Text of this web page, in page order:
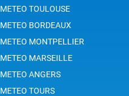
METEO TOULOUSE
METEO BORDEAUX
METEO MONTPELLIER
METEO MARSEILLE
METEO ANGERS
METEO TOURS